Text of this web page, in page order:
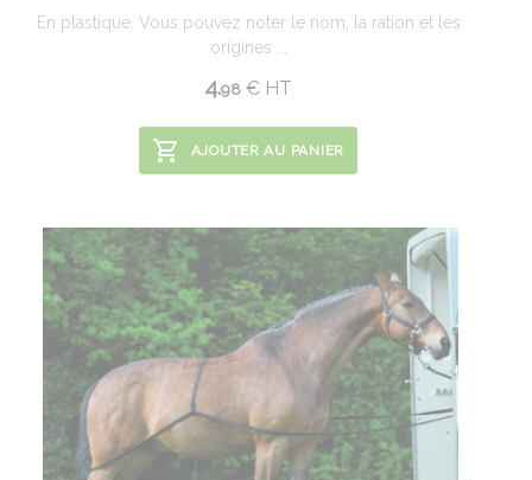
En plastique. Vous pouvez noter le nom, la ration et les
origines ...
4.98 € HT
AJOUTER AU PANIER